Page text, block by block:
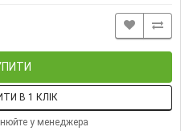
В 1 КЛІК
у менеджера